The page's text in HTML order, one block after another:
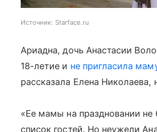
Источник: Starface.ru
Ариадна, дочь Анастасии
18-летие и не пригласила
рассказала Елена Николаева,
«Ее мамы на праздновании
список гостей. Но неужели